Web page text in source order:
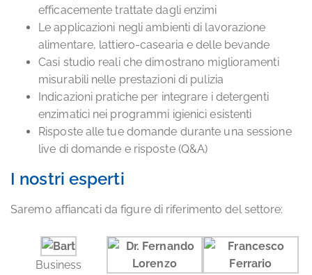
efficacemente trattate dagli enzimi
Le applicazioni negli ambienti di lavorazione
alimentare, lattiero-casearia e delle bevande
Casi studio reali che dimostrano miglioramenti
misurabili nelle prestazioni di pulizia
Indicazioni pratiche per integrare i detergenti
enzimatici nei programmi igienici esistenti
Risposte alle tue domande durante una sessione
live di domande e risposte (Q&A)
I nostri esperti
Saremo affiancati da figure di riferimento del settore:
Business